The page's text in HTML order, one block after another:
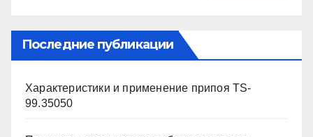
Последние публикации
Характеристики и применение припоя TS-
99.35050